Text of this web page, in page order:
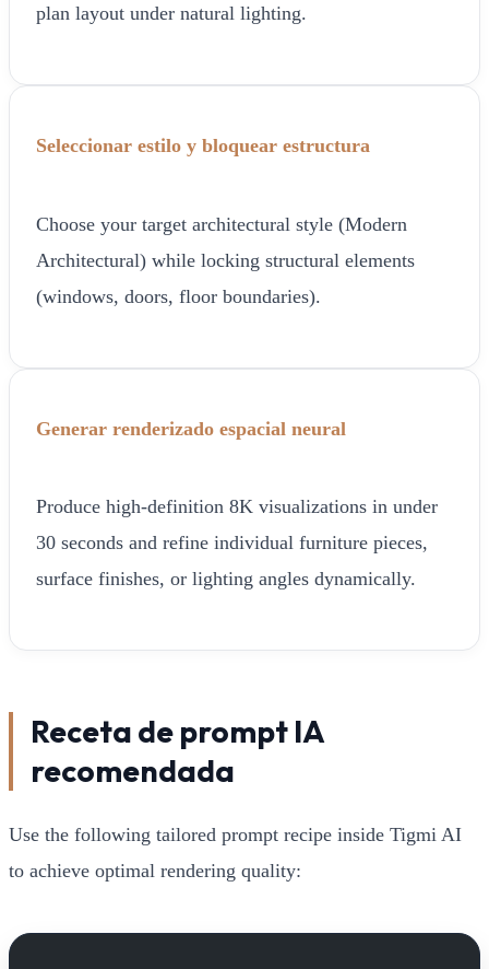
plan layout under natural lighting.
Seleccionar estilo y bloquear estructura
Choose your target architectural style (Modern
Architectural) while locking structural elements
(windows, doors, floor boundaries).
Generar renderizado espacial neural
Produce high-definition 8K visualizations in under
30 seconds and refine individual furniture pieces,
surface finishes, or lighting angles dynamically.
Receta de prompt IA
recomendada
Use the following tailored prompt recipe inside Tigmi AI
to achieve optimal rendering quality: